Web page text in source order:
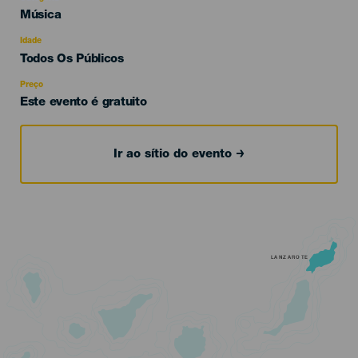
Categoría
evento
Música
Idade
Edad
Todos Os Públicos
Preço
Este evento é gratuito
Ir ao sítio do evento
LANZAROTE